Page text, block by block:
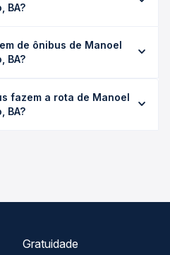
BA?
podendo variar conforme a
executivo ou
desejada.
de ônibus de Manoel
BA?
R$ 25,65 e varia
a empresa, o tipo de poltrona
fazem a rota de Manoel
BA?
Gratuidade